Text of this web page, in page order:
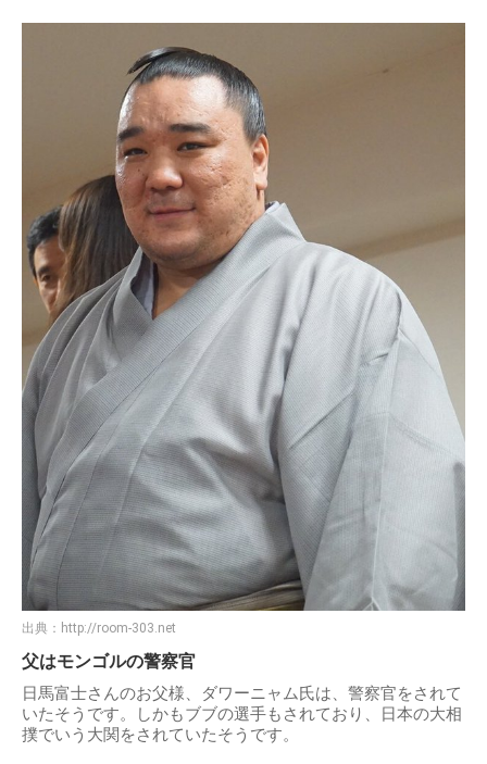
出典： http://room-303.net
父はモンゴルの警察官
日馬富士さんのお父様、ダワーニャム氏は、警察官をされて
いたそうです。しかもブブの選手もされており、日本の大相
撲でいう大関をされていたそうです。